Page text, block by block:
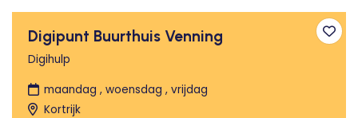
Digipunt Buurthuis Venning
Digihulp
maandag , woensdag , vrijdag
Kortrijk